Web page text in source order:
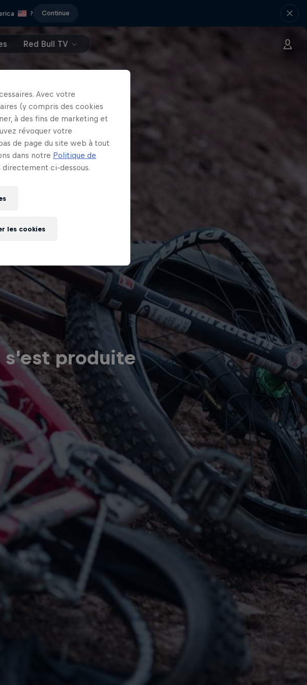
? Continue
Red Bull TV
s'est produite
Avec votre
(y compris des cookies
à des fins de marketing et
révoquer votre
de page du site web à tout
dans notre Politique de
directement ci-dessous.
les cookies